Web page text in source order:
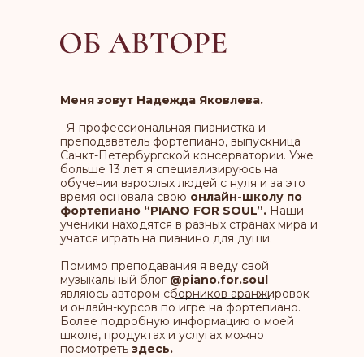
Меня зовут Надежда Яковлева.
Я профессиональная пианистка и
преподаватель фортепиано, выпускница
Санкт-Петербургской консерватории. Уже
больше 13 лет я специализируюсь на
обучении взрослых людей с нуля и за это
время основала свою онлайн-школу по
фортепиано “PIANO FOR SOUL”. Наши
ученики находятся в разных странах мира и
учатся играть на пианино для души.
Помимо преподавания я веду свой
музыкальный блог @piano.for.soul
являюсь автором сборников аранжировок
и онлайн-курсов по игре на фортепиано.
Более подробную информацию о моей
школе, продуктах и услугах можно
посмотреть здесь.